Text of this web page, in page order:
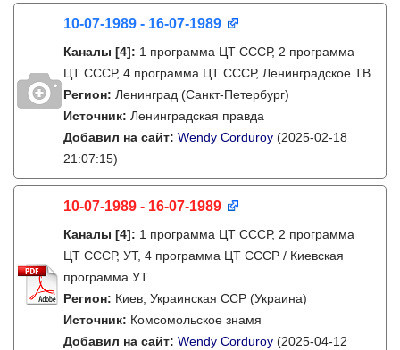
10-07-1989 - 16-07-1989
Каналы [4]: 1 программа ЦТ СССР, 2 программа
ЦТ СССР, 4 программа ЦТ СССР, Ленинградское ТВ
Регион: Ленинград (Санкт-Петербург)
Источник: Ленинградская правда
Добавил на сайт: Wendy Corduroy (2025-02-18
21:07:15)
10-07-1989 - 16-07-1989
Каналы [4]: 1 программа ЦТ СССР, 2 программа
ЦТ СССР, УТ, 4 программа ЦТ СССР / Киевская
программа УТ
Регион: Киев, Украинская ССР (Украина)
Источник: Комсомольское знамя
Добавил на сайт: Wendy Corduroy (2025-04-12